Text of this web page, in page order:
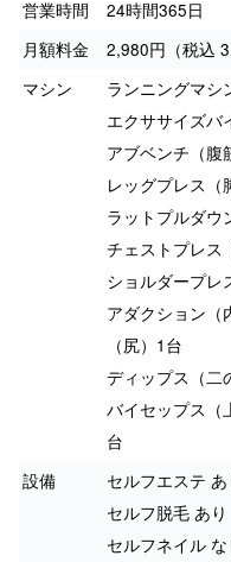
営業時間
24時間365日
月額料金
2,980円（税込
マシン
ランニングマシ
エクササイズバ
アブベンチ（腹
レッグプレス（
ラットプルダウ
チェストプレス
ショルダープレ
アダクション（
（尻）1台
ディップス（二
バイセップス（
台
設備
セルフエステ あ
セルフ脱毛 あり
セルフネイル な